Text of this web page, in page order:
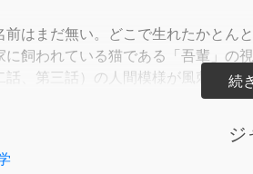
前はまだ無い。どこで生れたかと
飼われている猫である「吾輩」の
話、第三話）の人間模様が風刺的・
、ギャグ、落語、あらゆるお笑いの
です。
ジ